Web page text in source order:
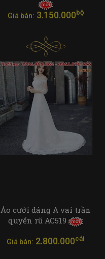
Giá bán: 3.150.000bộ
Áo cưới dáng A vai trần
quyến rũ AC519
Giá bán: 2.800.000cái